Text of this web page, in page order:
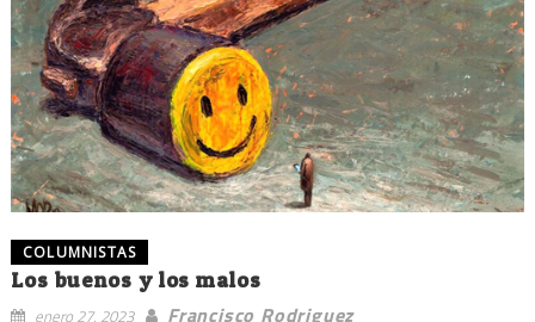
COLUMNISTAS
Los buenos y los malos
enero 27, 2023
Francisco Rodriguez